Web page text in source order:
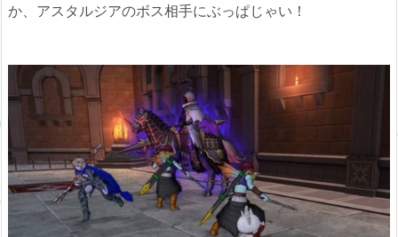
か、アスタルジアのボス相手にぶっぱじゃい！